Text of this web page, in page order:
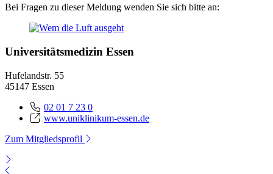
Bei Fragen zu dieser Meldung wenden Sie sich bitte an:
Universitätsmedizin Essen
Hufelandstr. 55
45147 Essen
02 01 7 23 0
www.uniklinikum-essen.de
Zum Mitgliedsprofil